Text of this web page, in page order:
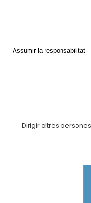
Assumir la responsabilitat
Dirigir altres persones